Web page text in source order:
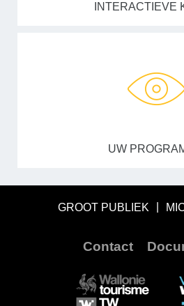
INTERACTIEVE
UW
GROOT PUBLIEK
Contact